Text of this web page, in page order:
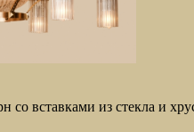
со вставками из стекла и